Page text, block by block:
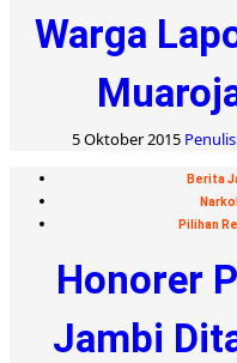
Warga
5 Oktober 2015
Berita
Pilihan
Honorer
Jambi